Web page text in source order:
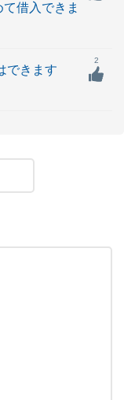
借入できま
できます
2